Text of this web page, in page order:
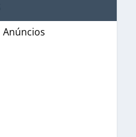
Anúncios